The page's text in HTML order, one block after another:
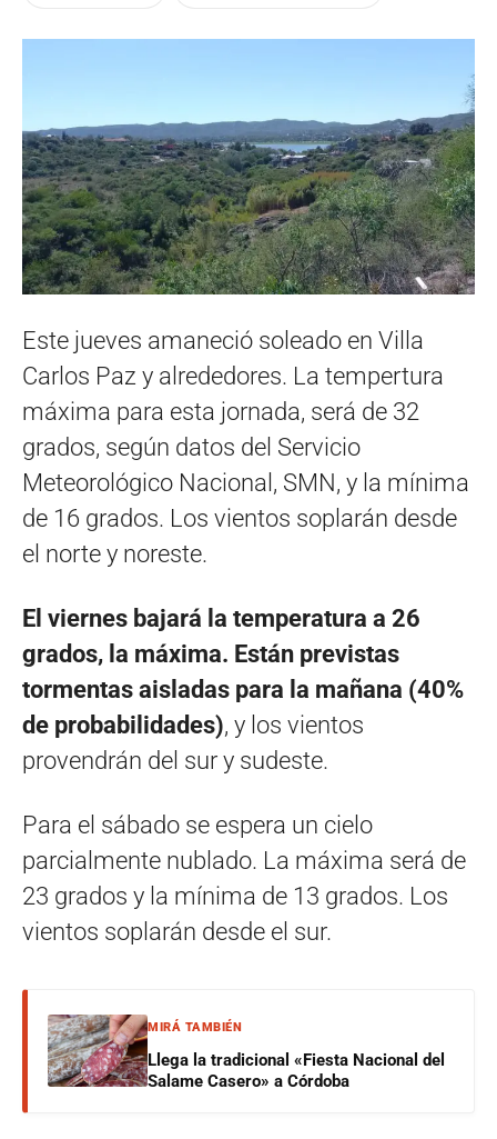
Este jueves amaneció soleado en Villa
Carlos Paz y alrededores. La tempertura
máxima para esta jornada, será de 32
grados, según datos del Servicio
Meteorológico Nacional, SMN, y la mínima
de 16 grados. Los vientos soplarán desde
el norte y noreste.
El viernes bajará la temperatura a 26
grados, la máxima. Están previstas
tormentas aisladas para la mañana (40%
de probabilidades), y los vientos
provendrán del sur y sudeste.
Para el sábado se espera un cielo
parcialmente nublado. La máxima será de
23 grados y la mínima de 13 grados. Los
vientos soplarán desde el sur.
MIRÁ TAMBIÉN
Llega la tradicional «Fiesta Nacional del
Salame Casero» a Córdoba